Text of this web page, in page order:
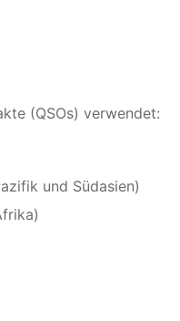
(QSOs) verwendet:
und Südasien)